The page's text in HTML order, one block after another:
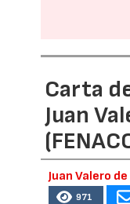
Carta
Juan
Juan Valero
971